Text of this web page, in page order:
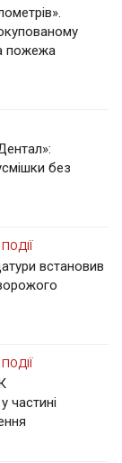
пожежа
без
ПОДІЇ
встановив
ПОДІЇ
частині